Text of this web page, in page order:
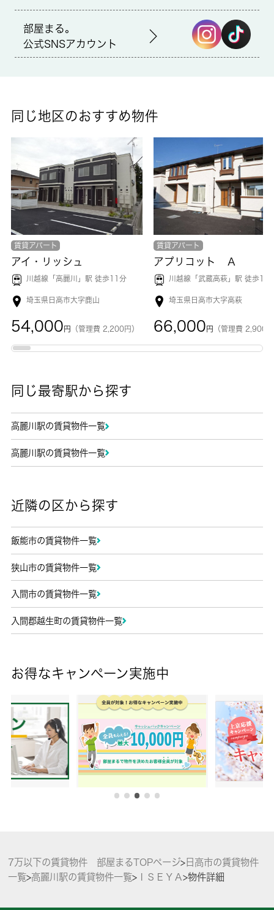
備考
しい暮らし。日高市エリアや高麗川付近にあるお部屋をお探しな
部屋まる。
公式SNSアカウント
同じ地区のおすすめ物件
賃貸アパート
アイ・リッシュ
川越線「 高麗川 」駅 徒歩11分
埼玉県日高市大字鹿山
54,000 円 （管理費 2,200円）
賃貸アパート
アプリコット Ａ
川越線「武蔵高萩 」駅 徒歩10
埼玉県日高市大字高萩
66,000 円 （管理費 2,900
同じ最寄駅から探す
高麗川駅の賃貸物件一覧
高麗川駅の賃貸物件一覧
近隣の区から探す
飯能市の賃貸物件一覧
狭山市の賃貸物件一覧
入間市の賃貸物件一覧
入間郡越生町の賃貸物件一覧
お得なキャンペーン実施中
7万以下の賃貸物件 部屋まるTOPページ>日高市の賃貸物件
一覧>高麗川駅の賃貸物件一覧>ＩＳＥＹＡ>物件詳細